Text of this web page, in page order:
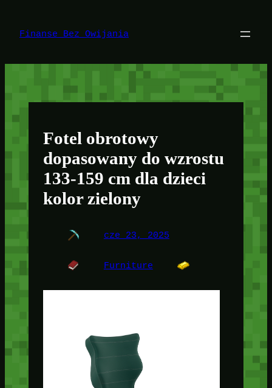
treści
Finanse Bez Owijania
Fotel obrotowy
dopasowany do wzrostu
133-159 cm dla dzieci
kolor zielony
cze 23, 2025
Furniture